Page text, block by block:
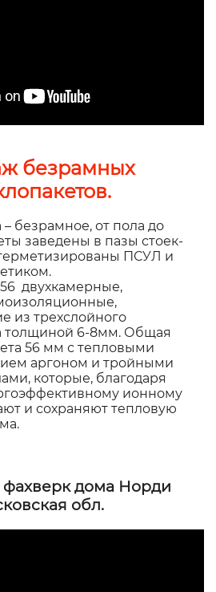
безрамных
безрамное, от пола до
заведены в пазы стоек-
ПСУЛ и
двухкамерные,
из трехслойного
толщиной 6-8мм. Общая
56 мм с тепловыми
аргоном и тройными
которые, блaгoдapя
ионному
и сохраняют тeплoвyю
дома Норди
обл.